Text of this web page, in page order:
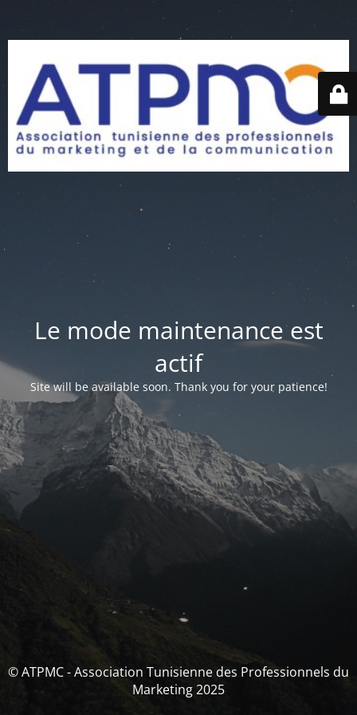
Le mode maintenance est
actif
Site will be available soon. Thank you for your patience!
© ATPMC - Association Tunisienne des Professionnels du
Marketing 2025